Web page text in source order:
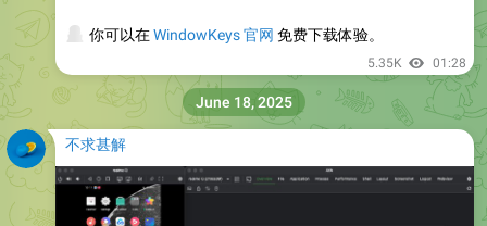
你可以在WindowKeys 官网 免费下载体验。
5.35K 01:28
不求甚解
June 18, 2025